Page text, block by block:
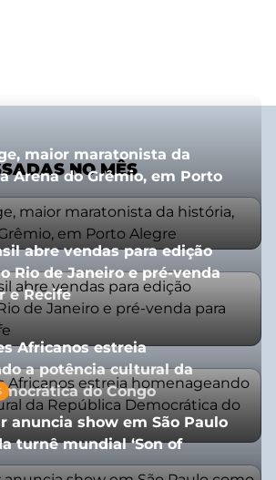
NO MÊS
maior maratonista da
Arena do Grêmio, em Porto
abre vendas para edição
Rio de Janeiro e pré-venda
e Recife
Africanos estreia
a potência cultural da
do Congo
anuncia show em São Paulo
turnê mundial ‘Son of